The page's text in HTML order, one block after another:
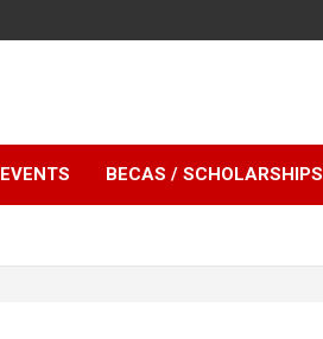
EVENTS BECAS / SCHOLARSHIPS